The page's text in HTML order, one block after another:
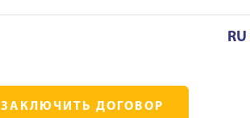
RU
ЗАКЛЮЧИТЬ ДОГОВОР